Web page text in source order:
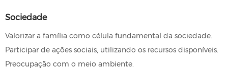
Sociedade
Valorizar a família como célula fundamental da sociedade.
Participar de ações sociais, utilizando os recursos disponíveis.
Preocupação com o meio ambiente.